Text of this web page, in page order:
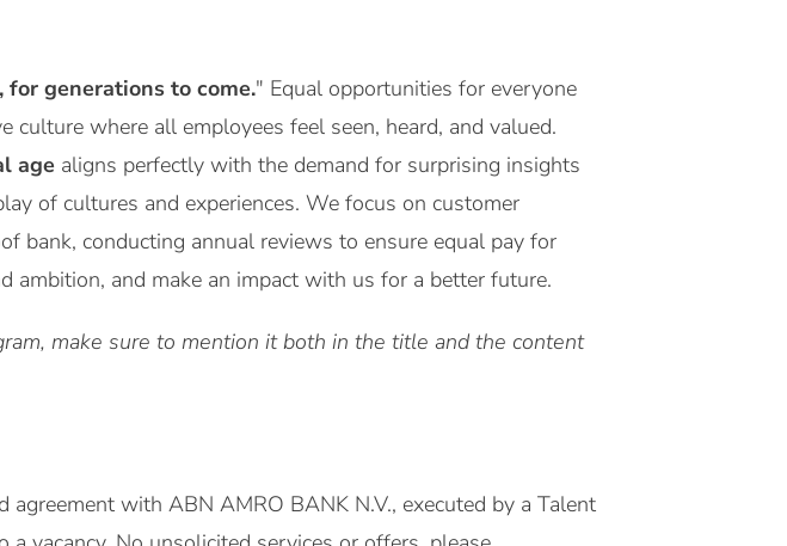
generations to come." Equal opportunities for everyone
culture where all employees feel seen, heard, and valued.
age aligns perfectly with the demand for surprising insights
of cultures and experiences. We focus on customer
bank, conducting annual reviews to ensure equal pay for
ambition, and make an impact with us for a better future.
make sure to mention it both in the title and the content
agreement with ABN AMRO BANK N.V., executed by a Talent